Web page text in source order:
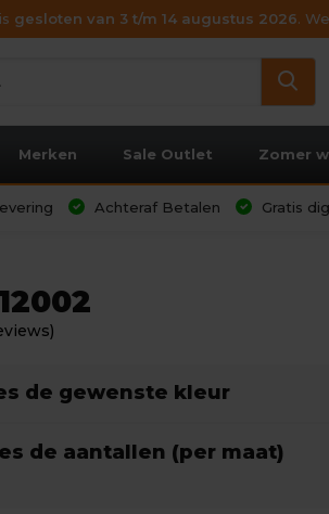
gesloten van 3 t/m 14 augustus 2026.
Merken Sale Outlet Zomer
Achteraf Betalen Gratis
de gewenste kleur
de aantallen (per maat)